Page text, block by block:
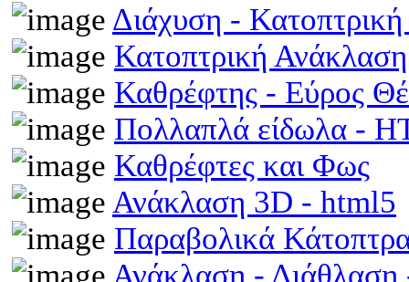
Διάχυση -
Κατοπτρική
Καθρέφτης - Εύρος
Πολλαπλά είδωλα -
Καθρέφτες και Φως
Ανάκλαση 3D - html5
Παραβολικά
Ανάκλαση -